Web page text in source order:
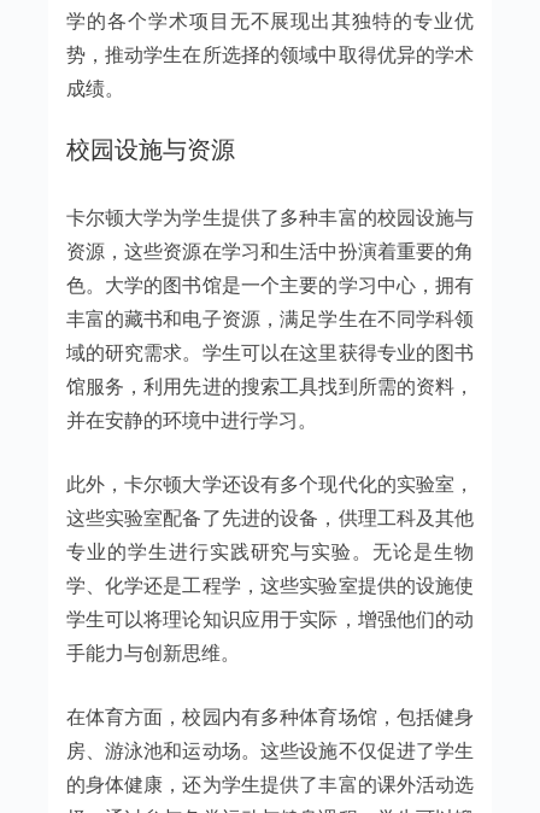
学的各个学术项目无不展现出其独特的专业优
势，推动学生在所选择的领域中取得优异的学术
成绩。
校园设施与资源
卡尔顿大学为学生提供了多种丰富的校园设施与
资源，这些资源在学习和生活中扮演着重要的角
色。大学的图书馆是一个主要的学习中心，拥有
丰富的藏书和电子资源，满足学生在不同学科领
域的研究需求。学生可以在这里获得专业的图书
馆服务，利用先进的搜索工具找到所需的资料，
并在安静的环境中进行学习。
此外，卡尔顿大学还设有多个现代化的实验室，
这些实验室配备了先进的设备，供理工科及其他
专业的学生进行实践研究与实验。无论是生物
学、化学还是工程学，这些实验室提供的设施使
学生可以将理论知识应用于实际，增强他们的动
手能力与创新思维。
在体育方面，校园内有多种体育场馆，包括健身
房、游泳池和运动场。这些设施不仅促进了学生
的身体健康，还为学生提供了丰富的课外活动选